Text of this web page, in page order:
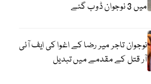
میں 3 نوجوان ڈوب گئے
نوجوان تاجر میر رضا کے اغوا کی ایف آئی
آر قتل کے مقدمے میں تبدیل